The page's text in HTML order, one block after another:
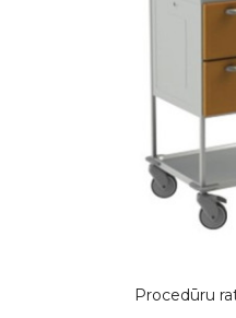
Procedūru